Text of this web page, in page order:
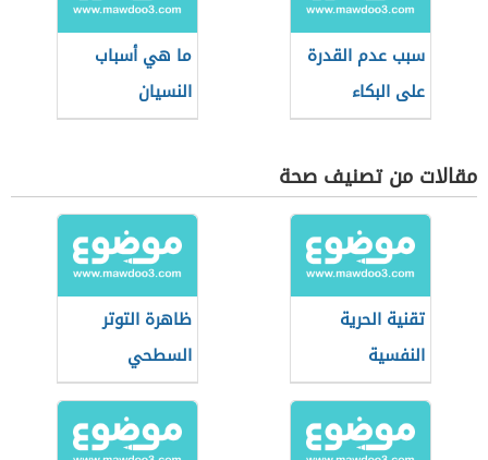
سبب عدم القدرة
على البكاء
ما هي أسباب
النسيان
مقالات من تصنيف صحة
تقنية الحرية
النفسية
ظاهرة التوتر
السطحي